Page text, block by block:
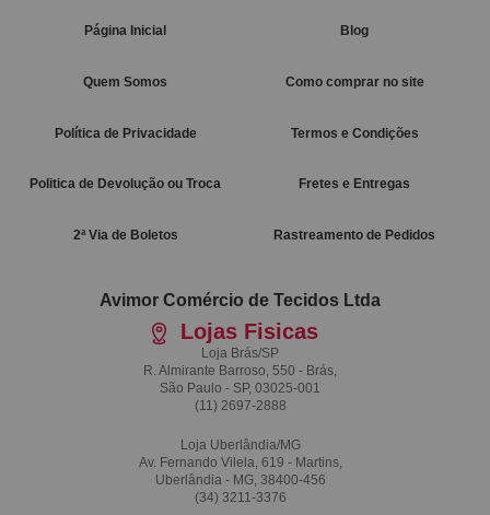
Página Inicial Blog
Quem Somos Como comprar no site
Política de Privacidade Termos e Condições
Politica de Devolução ou Troca Fretes e Entregas
2ª Via de Boletos Rastreamento de Pedidos
Avimor Comércio de Tecidos Ltda
Lojas Fisicas
Loja Brás/SP
R. Almirante Barroso, 550 - Brás,
São Paulo - SP, 03025-001
(11) 2697-2888
Loja Uberlândia/MG
Av. Fernando Vilela, 619 - Martins,
Uberlândia - MG, 38400-456
(34) 3211-3376